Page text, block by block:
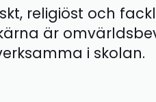
religiöst och
är
i skolan.